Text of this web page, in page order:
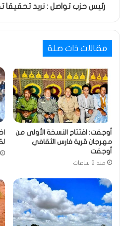
رئيس حزب تواصل : نريد
مقالات ذات صلة
أوجفت: افتتاح النسخة الأولى من
مهرجان قرية فارس الثقافي
أوجفت
منذ 9 ساعات